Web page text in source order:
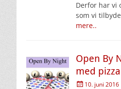
Derfor har vi
som vi
mere..
Open By
med pizza
Udgivet10. juni 2016